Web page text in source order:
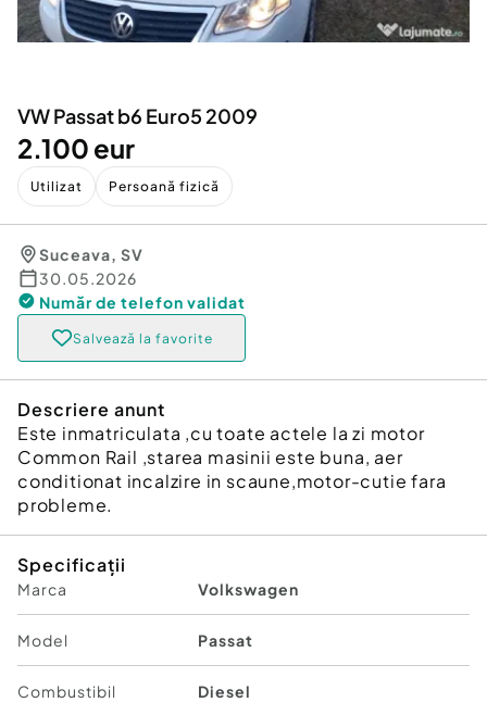
Servicii
Inchiriere Bunuri si Vehicule
Utilaje agricole si industriale
Piese auto si accesorii
VW Passat b6 Euro5 2009
2.100 eur
Utilizat Persoană fizică
Suceava, SV
30.05.2026
Număr de telefon validat
Salvează la favorite
Descriere anunt
Este inmatriculata ,cu toate actele la zi motor
Common Rail ,starea masinii este buna, aer
conditionat incalzire in scaune,motor-cutie fara
probleme.
Specificații
Marca Volkswagen
Model Passat
Combustibil Diesel